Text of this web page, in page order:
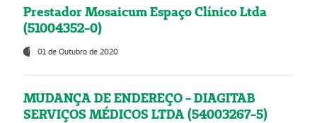
Prestador Mosaicum Espaço Clínico Ltda
(51004352-0)
01 de Outubro de 2020
MUDANÇA DE ENDEREÇO - DIAGITAB
SERVIÇOS MÉDICOS LTDA (54003267-5)